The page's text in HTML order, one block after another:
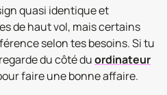
quasi identique et
de haut vol, mais certains
selon tes besoins. Si tu
du côté duordinateur
faire une bonne affaire.